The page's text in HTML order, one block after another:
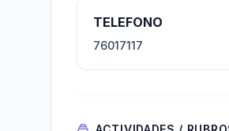
TELEFONO
76017117